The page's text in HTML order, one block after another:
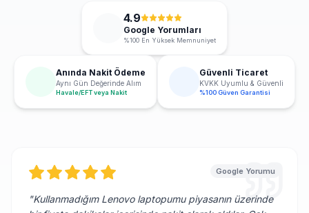
4.9
Google Yorumları
%100 En Yüksek Memnuniyet
Anında Nakit Ödeme
Aynı Gün Değerinde Alım
Havale/EFT veya Nakit
Güvenli Ticaret
KVKK Uyumlu & Güvenli
%100 Güven Garantisi
Google Yorumu
"Kullanmadığım Lenovo laptopumu piyasanın üzerinde